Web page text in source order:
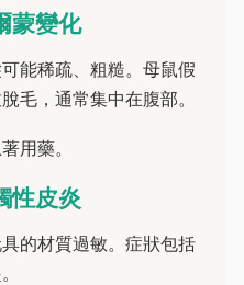
蒙變化
能稀疏、粗糙。母鼠假
毛，通常集中在腹部。
用藥。
性皮炎
的材質過敏。症狀包括